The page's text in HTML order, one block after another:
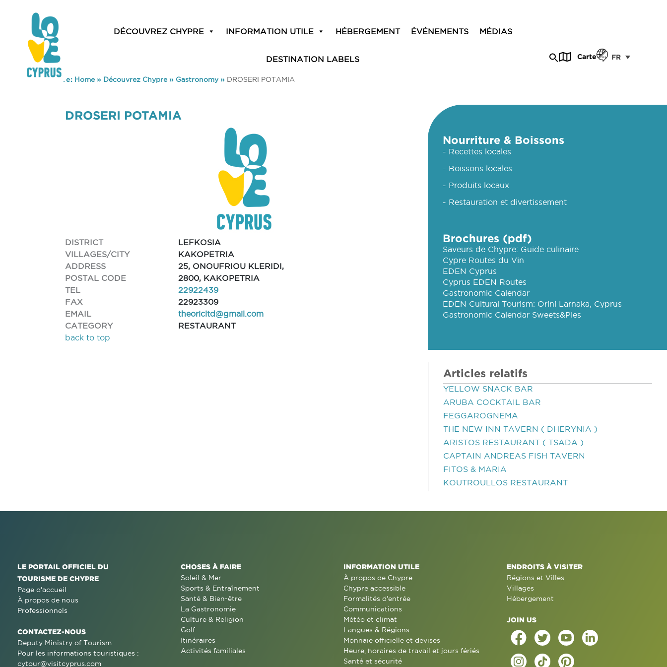
DÉCOUVREZ CHYPRE INFORMATION UTILE HÉBERGEMENT ÉVÉNEMENTS MÉDIAS
DESTINATION LABELS Carte FR
You are here: Home» Découvrez Chypre» Gastronomy» DROSERI POTAMIA
DROSERI POTAMIA
DISTRICT
LEFKOSIA
VILLAGES/CITY
KAKOPETRIA
ADDRESS
25, ONOUFRIOU KLERIDI,
POSTAL CODE
2800, KAKOPETRIA
TEL
22922439
FAX
22923309
EMAIL
theoricltd@gmail.com
CATEGORY
RESTAURANT
back to top
Nourriture & Boissons
- Recettes locales
- Boissons locales
- Produits locaux
- Restauration et divertissement
Brochures (pdf)
Saveurs de Chypre: Guide culinaire
Cypre Routes du Vin
EDEN Cyprus
Cyprus EDEN Routes
Gastronomic Calendar
EDEN Cultural Tourism: Orini Larnaka, Cyprus
Gastronomic Calendar Sweets&Pies
Articles relatifs
YELLOW SNACK BAR
ARUBA COCKTAIL BAR
FEGGAROGNEMA
THE NEW INN TAVERN ( DHERYNIA )
ARISTOS RESTAURANT ( TSADA )
CAPTAIN ANDREAS FISH TAVERN
FITOS & MARIA
KOUTROULLOS RESTAURANT
LE PORTAIL OFFICIEL DU
TOURISME DE CHYPRE
Page d'accueil
À propos de nous
Professionnels
CONTACTEZ-NOUS
Deputy Ministry of Tourism
Pour les informations touristiques :
cytour@visitcyprus.com
CHOSES À FAIRE
Soleil & Mer
Sports & Entraînement
Santé & Bien-être
La Gastronomie
Culture & Religion
Golf
Itinéraires
Activités familiales
INFORMATION UTILE
À propos de Chypre
Chypre accessible
Formalités d'entrée
Communications
Météo et climat
Langues & Régions
Monnaie officielle et devises
Heure, horaires de travail et jours fériés
Santé et sécurité
ENDROITS À VISITER
Régions et Villes
Villages
Hébergement
JOIN US